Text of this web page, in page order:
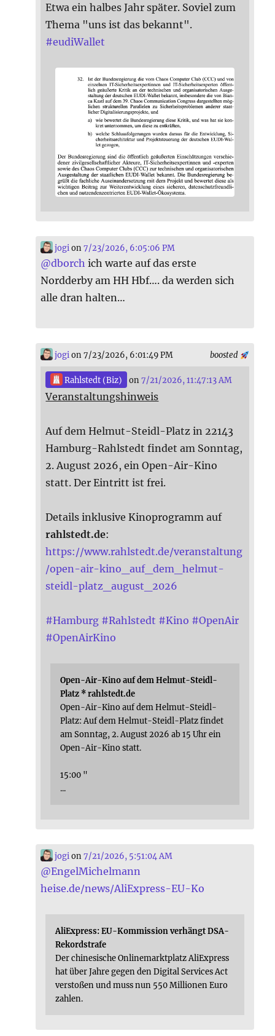
Etwa ein halbes Jahr später. Soviel zum
Thema "uns ist das bekannt".
#eudiWallet
jogion7/23/2026, 6:05:06 PM
@dborch ich warte auf das erste
Nordderby am HH Hbf…. da werden sich
alle dran halten…
boosted
jogion 7/23/2026, 6:01:49 PM
Rahlstedt (Biz) on7/21/2026, 11:47:13 AM
Veranstaltungshinweis
Auf dem Helmut-Steidl-Platz in 22143
Hamburg-Rahlstedt findet am Sonntag,
2. August 2026, ein Open-Air-Kino
statt. Der Eintritt ist frei.
Details inklusive Kinoprogramm auf
rahlstedt.de:
https://www.rahlstedt.de/veranstaltung
/open-air-kino_auf_dem_helmut-
steidl-platz_august_2026
#Hamburg #Rahlstedt #Kino #OpenAir
#OpenAirKino
Open-Air-Kino auf dem Helmut-Steidl-
Platz * rahlstedt.de
Open-Air-Kino auf dem Helmut-Steidl-
Platz: Auf dem Helmut-Steidl-Platz findet
am Sonntag, 2. August 2026 ab 15 Uhr ein
Open-Air-Kino statt.
15:00 "
...
jogion7/21/2026, 5:51:04 AM
@EngelMichelmann
heise.de/news/AliExpress-EU-Ko
AliExpress: EU-Kommission verhängt DSA-
Rekordstrafe
Der chinesische Onlinemarktplatz AliExpress
hat über Jahre gegen den Digital Services Act
verstoßen und muss nun 550 Millionen Euro
zahlen.